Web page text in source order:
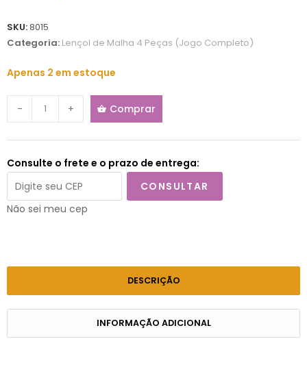
SKU:8015
Categoria: Lençol de Malha 4 Peças (Jogo Completo)
Apenas 2 em estoque
- + Comprar
Consulte o frete e o prazo de entrega:
CONSULTAR
Não sei meu cep
DESCRIÇÃO
INFORMAÇÃO ADICIONAL